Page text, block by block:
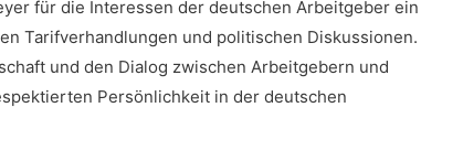
für die Interessen der deutschen Arbeitgeber ein
Tarifverhandlungen und politischen Diskussionen.
und den Dialog zwischen ‌Arbeitgebern und
Persönlichkeit in der deutschen